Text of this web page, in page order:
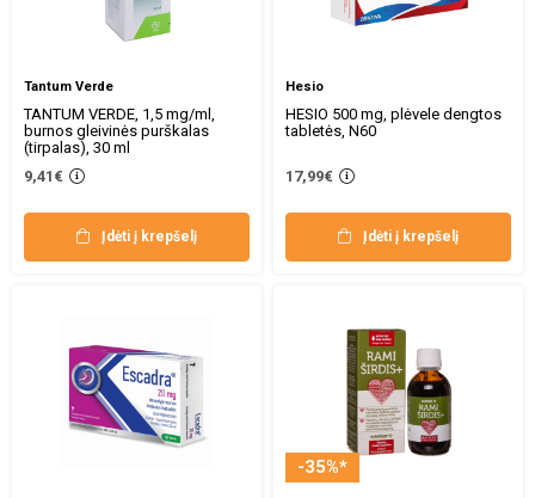
Tantum Verde
TANTUM VERDE, 1,5 mg/ml,
burnos gleivinės purškalas
(tirpalas), 30 ml
9,41€
Įdėti į krepšelį
Hesio
HESIO 500 mg, plėvele dengtos
tabletės, N60
17,99€
Įdėti į krepšelį
-35%*